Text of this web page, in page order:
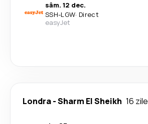
sâm. 12 dec.
SSH-LGW· Direct
easyJet
Londra-Sharm El Sheikh 16 zile